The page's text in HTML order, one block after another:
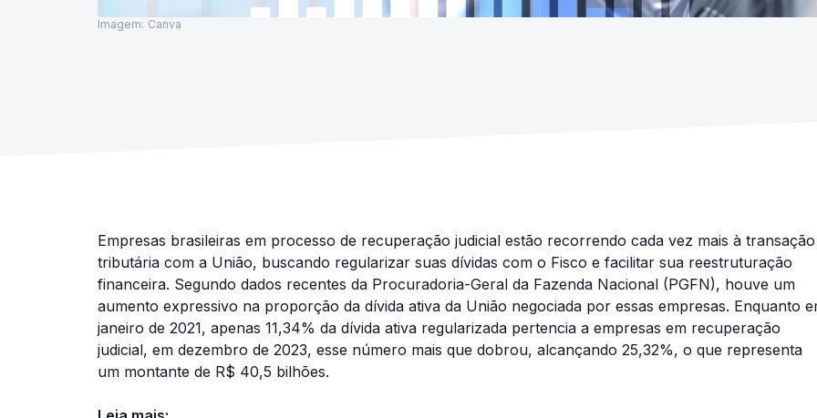
Imagem: Canva
Empresas brasileiras em processo de recuperação judicial estão recorrendo cada vez mais à transação
tributária com a União, buscando regularizar suas dívidas com o Fisco e facilitar sua reestruturação
financeira. Segundo dados recentes da Procuradoria-Geral da Fazenda Nacional (PGFN), houve um
aumento expressivo na proporção da dívida ativa da União negociada por essas empresas. Enquanto
janeiro de 2021, apenas 11,34% da dívida ativa regularizada pertencia a empresas em recuperação
judicial, em dezembro de 2023, esse número mais que dobrou, alcançando 25,32%, o que representa
um montante de R$ 40,5 bilhões.